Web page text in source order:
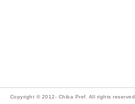
Copyright © 2012- Chiba Pref. All rights reserved.